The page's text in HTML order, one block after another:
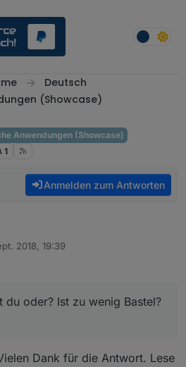
Deutsch
(Showcase)
Anwendungen (Showcase)
1
Anmelden zum Antworten
2018, 19:39
du oder? Ist zu wenig Bastel?
Dank für die Antwort. Lese